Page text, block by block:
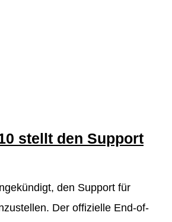
stellt den Support
den Support für
Der offizielle End-of-